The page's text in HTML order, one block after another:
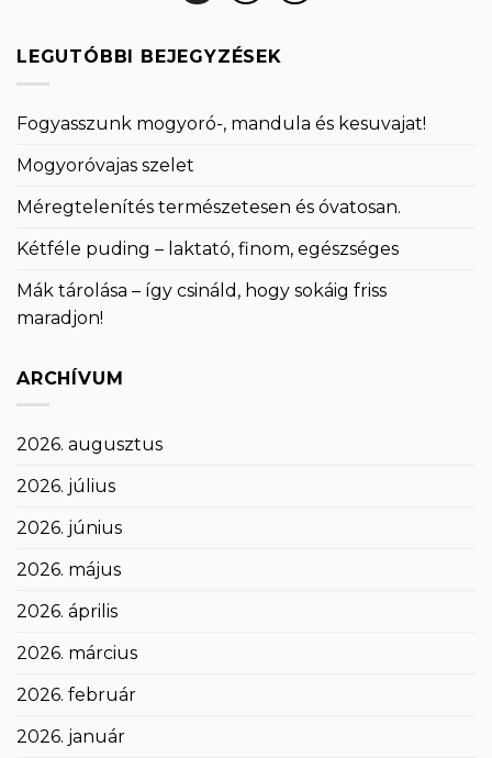
LEGUTÓBBI BEJEGYZÉSEK
Fogyasszunk mogyoró-, mandula és kesuvajat!
Mogyoróvajas szelet
Méregtelenítés természetesen és óvatosan.
Kétféle puding – laktató, finom, egészséges
Mák tárolása – így csináld, hogy sokáig friss
maradjon!
ARCHÍVUM
2026. augusztus
2026. július
2026. június
2026. május
2026. április
2026. március
2026. február
2026. január